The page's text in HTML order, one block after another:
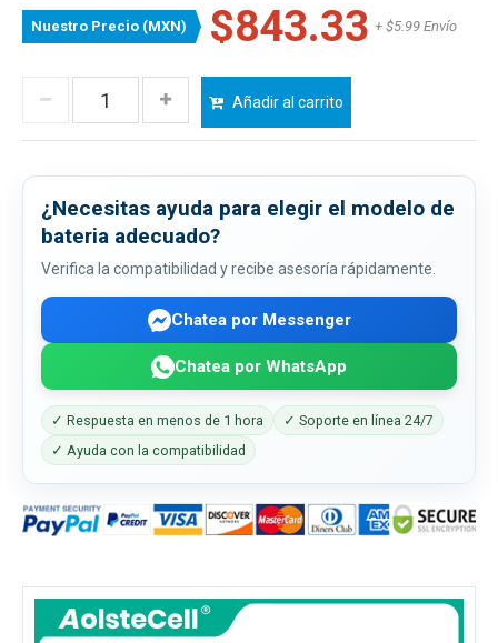
Nuestro Precio (MXN) $843.33 + $5.99 Envío
Añadir al carrito
¿Necesitas ayuda para elegir el modelo de
bateria adecuado?
Verifica la compatibilidad y recibe asesoría rápidamente.
Chatea por Messenger
Chatea por WhatsApp
✓ Respuesta en menos de 1 hora
✓ Soporte en línea 24/7
✓ Ayuda con la compatibilidad